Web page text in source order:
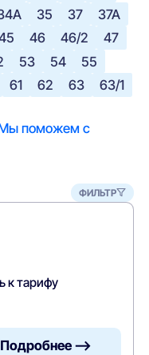
35 37
37А
46 46/2
47
53 54
55
61 62 63
63/1
Мы поможем с
ФИЛЬТР
к тарифу
Подробнее —>